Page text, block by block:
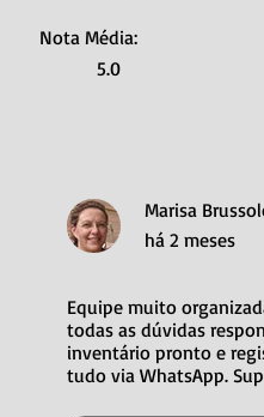
Nota Média:
5.0
Marisa
há 2 meses
Equipe muito
todas as dúvidas
inventário pronto e
tudo via WhatsApp.